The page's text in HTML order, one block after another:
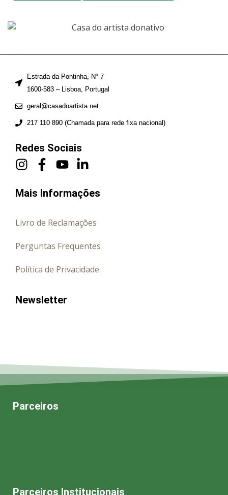
Estrada da Pontinha, Nº 7
1600-583 – Lisboa, Portugal
geral@casadoartista.net
217 110 890 (Chamada para rede fixa nacional)
Redes Sociais
Mais Informações
Livro de Reclamações
Perguntas Frequentes
Política de Privacidade
Newsletter
Parceiros
Parceiros Institucionais